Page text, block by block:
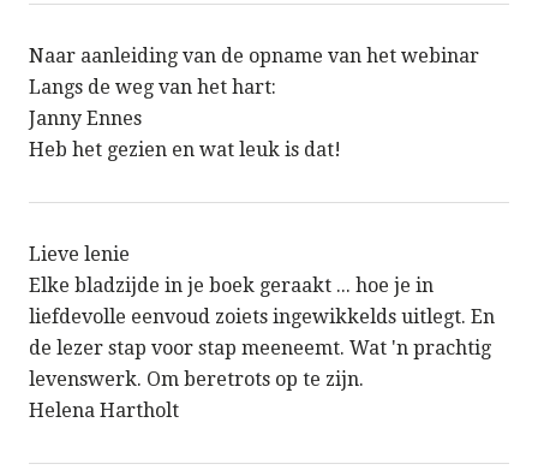
Naar aanleiding van de opname van het webinar
Langs de weg van het hart:
Janny Ennes
Heb het gezien en wat leuk is dat!
Lieve lenie
Elke bladzijde in je boek geraakt ... hoe je in
liefdevolle eenvoud zoiets ingewikkelds uitlegt. En
de lezer stap voor stap meeneemt. Wat 'n prachtig
levenswerk. Om beretrots op te zijn.
Helena Hartholt